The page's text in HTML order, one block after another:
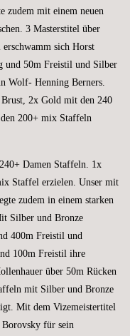
zudem mit einem neuen
3 Masterstitel über
sich Horst
und 50m Freistil und Silber
Wolf- Henning Berners.
2x Gold mit den 240
200+ mix Staffeln
Damen Staffeln. 1x
Staffel erzielen. Unser mit
zudem in einem starken
Silber und Bronze
400m Freistil und
100m Freistil ihre
über 50m Rücken
mit Silber und Bronze
Mit dem Vizemeistertitel
für sein